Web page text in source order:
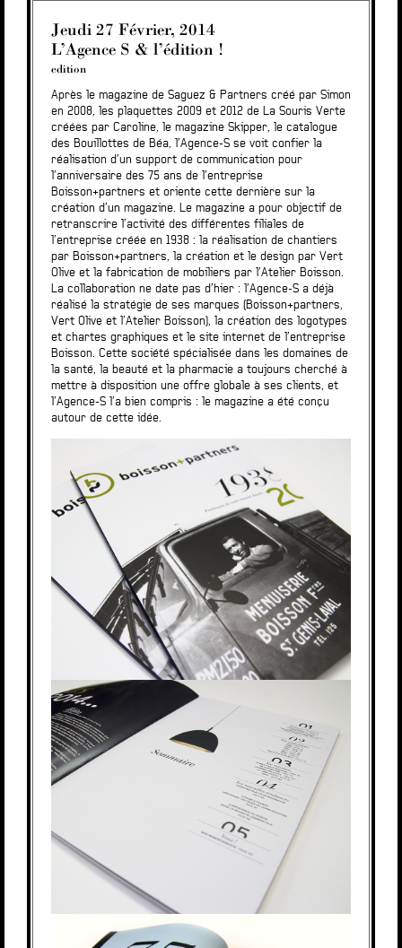
Jeudi 27 Février, 2014
L’Agence S & l’édition !
edition
Après le magazine de Saguez & Partners créé par Simon
en 2008, les plaquettes 2009 et 2012 de La Souris Verte
créées par Caroline, le magazine Skipper, le catalogue
des Bouillottes de Béa, l’Agence-S se voit confier la
réalisation d’un support de communication pour
l’anniversaire des 75 ans de l’entreprise
Boisson+partners et oriente cette dernière sur la
création d’un magazine. Le magazine a pour objectif de
retranscrire l’activité des différentes filiales de
l’entreprise créée en 1938 : la réalisation de chantiers
par Boisson+partners, la création et le design par Vert
Olive et la fabrication de mobiliers par l’Atelier Boisson.
La collaboration ne date pas d’hier : l’Agence-S a déjà
réalisé la stratégie de ses marques (Boisson+partners,
Vert Olive et l’Atelier Boisson), la création des logotypes
et chartes graphiques et le site internet de l’entreprise
Boisson. Cette société spécialisée dans les domaines de
la santé, la beauté et la pharmacie a toujours cherché à
mettre à disposition une offre globale à ses clients, et
l’Agence-S l’a bien compris : le magazine a été conçu
autour de cette idée.